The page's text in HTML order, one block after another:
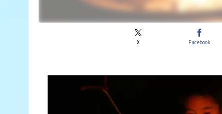
X Facebook